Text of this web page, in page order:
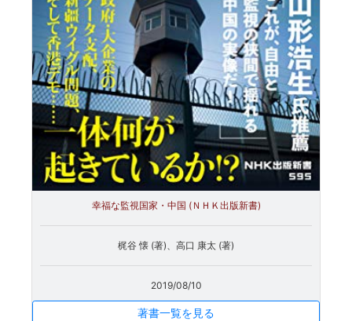
幸福な監視国家・中国 (ＮＨＫ出版新書)
梶谷 懐 (著)、高口 康太 (著)
2019/08/10
著書一覧を見る